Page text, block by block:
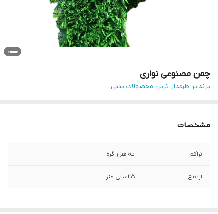
چمن مصنوعی نواری
برند:پر طرفدار ترین محصولات بتنی
مشخصات
تراکم یه هزار گره
ارتفاع 25میلی متر